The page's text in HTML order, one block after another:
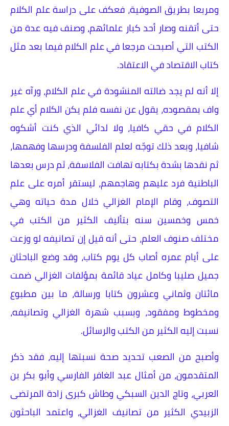
ومربعا بطريق الصوفية، فعكف على دراسة علم الكلام
حتى أتقنه وصار أحد كبار علمائهم، وصنف فيه عدة من
الكتب التي أصبحت مرجعا في علم الكلام فيما بعد مثل
كتاب الاقتصاد في الاعتقاد.
إلا أنه لم يجد ضالته المنشودة في علم الكلام، ورآه غير
واف بمقصوده، يقول عن نفسه فلم يكن الكلام أي علم
الكلام في حقي كافيا، ولا لدائي الذي كنت أشكوه
شافيا، وبعد ذلك توجّه لعلم الفلسفة ودرسها وفهمها،
ثم نقدها بشدة بكتابه تهافت الفلاسفة، ثم درس بعدها
الباطنية فرد عليهم وهاجمهم، ليستقر أمره على علم
التصوف، وقام الإمام الغزالي خلال مدة حياته وهي
خمس وخمسين سنه بتأليف الكثير من الكتب في
مختلف صنوف العلم، حتى أنه قيل إن تصانيفه لو وزعت
على أيام عمره أصاب كل يوم كتاب، وقد وضع الباحثان
جميل صليبا وكامل عياد قائمة بمؤلفات الغزالي ضمت
مائتان وثماني وعشرون كتابا ورسالة، ما بين مطبوع
ومخطوط ومفقود، وبسبب شهرة الغزالي وتصانيفه،
نسبت إليه الكثير من الكتب والرسائل.
وأصبح من الصعب تحديد صحة نسبتها إليه، فقد ذكر
المتقدمون، من أمثال عبد الغافر الفارسي وأبو بكر بن
العربي، وتاج الدين السبكي وطاش كبرى زادة المرتضى
الزبيدي الكثير من تصانيف الغزالي، واعتمد الباحثون